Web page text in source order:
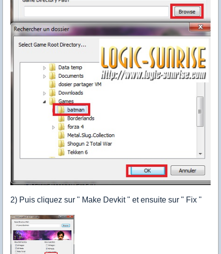
2) Puis cliquez sur " Make Devkit " et ensuite sur " Fix "